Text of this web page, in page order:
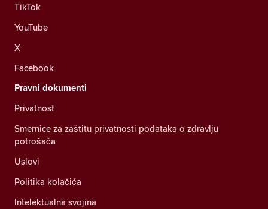
TikTok
YouTube
X
Facebook
Pravni dokumenti
Privatnost
Smernice za zaštitu privatnosti podataka o zdravlju
potrošača
Uslovi
Politika kolačića
Intelektualna svojina